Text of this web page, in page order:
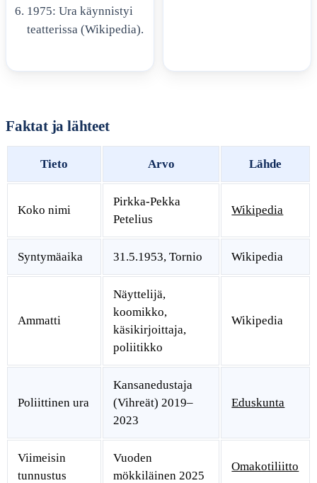
1975: Ura käynnistyi
teatterissa (Wikipedia).
Faktat ja lähteet
Tieto Arvo Lähde
Koko nimi
Pirkka-Pekka
Petelius
Wikipedia
Syntymäaika 31.5.1953, Tornio Wikipedia
Ammatti
Näyttelijä,
koomikko,
käsikirjoittaja,
poliitikko
Wikipedia
Poliittinen ura
Kansanedustaja
(Vihreät) 2019–
2023
Eduskunta
Viimeisin
tunnustus
Vuoden
mökkiläinen 2025
Omakotiliitto